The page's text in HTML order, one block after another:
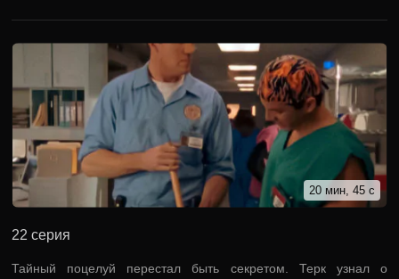
20 мин, 45 с
22 серия
Тайный поцелуй перестал быть секретом. Терк узнал о